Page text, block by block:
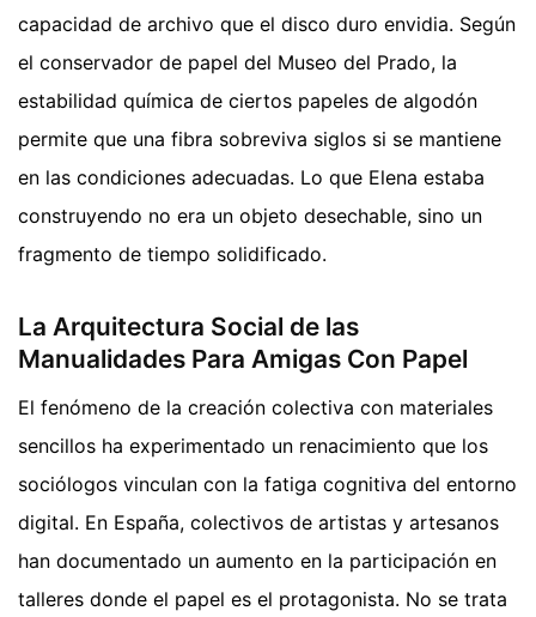
capacidad de archivo que el disco duro envidia. Según
el conservador de papel del Museo del Prado, la
estabilidad química de ciertos papeles de algodón
permite que una fibra sobreviva siglos si se mantiene
en las condiciones adecuadas. Lo que Elena estaba
construyendo no era un objeto desechable, sino un
fragmento de tiempo solidificado.
La Arquitectura Social de las
Manualidades Para Amigas Con Papel
El fenómeno de la creación colectiva con materiales
sencillos ha experimentado un renacimiento que los
sociólogos vinculan con la fatiga cognitiva del entorno
digital. En España, colectivos de artistas y artesanos
han documentado un aumento en la participación en
talleres donde el papel es el protagonista. No se trata